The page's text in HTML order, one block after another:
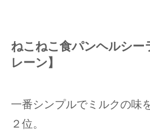
ねこねこ食パンヘルシー
レーン】
一番シンプルでミルクの味
２位。